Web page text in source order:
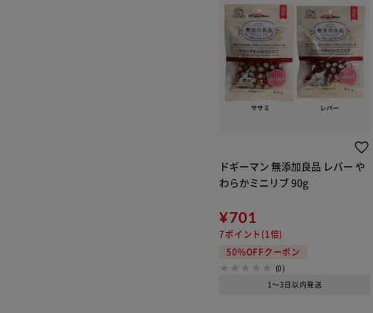
ドギーマン 無添加良品 レバー や
わらかミニリブ 90g
¥701
7ポイント(1倍)
50%OFFクーポン
(0)
1～3日以内発送